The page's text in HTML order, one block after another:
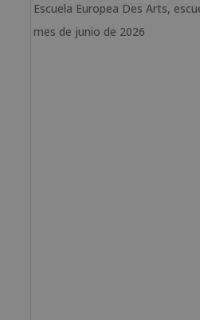
Escuela Europea Des Arts,
mes de junio de 2026